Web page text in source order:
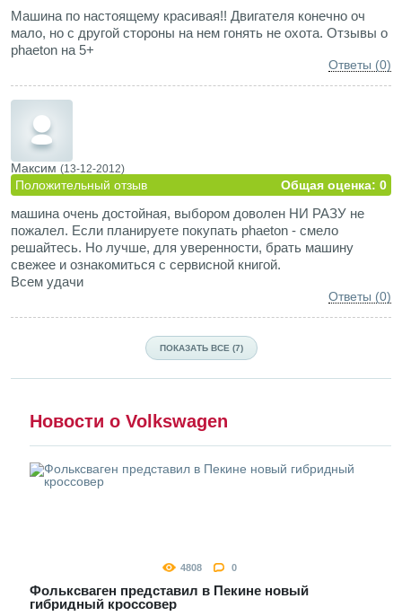
Машина по настоящему красивая!! Двигателя конечно оч
мало, но с другой стороны на нем гонять не охота. Отзывы о
phaeton на 5+
Ответы (0)
Максим (13-12-2012)
Положительный отзыв Общая оценка: 0
машина очень достойная, выбором доволен НИ РАЗУ не
пожалел. Если планируете покупать phaeton - смело
решайтесь. Но лучше, для уверенности, брать машину
свежее и ознакомиться с сервисной книгой.
Всем удачи
Ответы (0)
ПОКАЗАТЬ ВСЕ (7)
Новости о Volkswagen
4808 0
Фольксваген представил в Пекине новый
гибридный кроссовер